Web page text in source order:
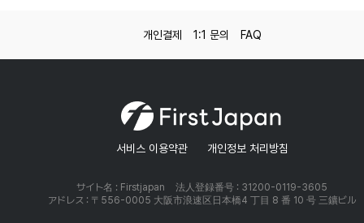
개인결제 1:1 문의 FAQ
서비스 이용약관 개인정보 처리방침
サイト名 : Firstjapan
法人登録番号 : 31200-0119-3605
アドレス : 〒556-0005 大阪市浪速区日本橋4 丁目 8 番 10 号 三鑛ビル